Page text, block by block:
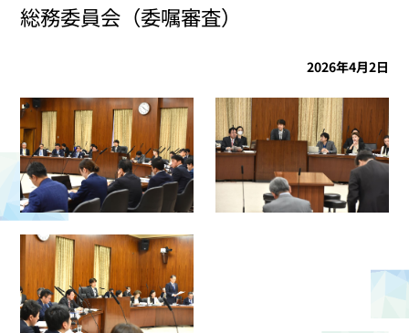
総務委員会（委嘱審査）
2026年4月2日